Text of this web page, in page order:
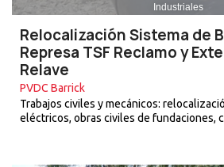
Industriales
Relocalización Sistema de
Represa TSF Reclamo y
Relave
PVDC Barrick
Trabajos civiles y mecánicos:
eléctricos, obras civiles de fundaciones,